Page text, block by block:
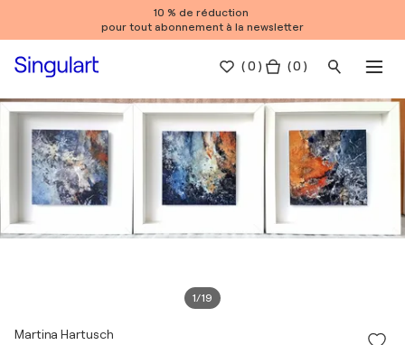
10 % de réduction
pour tout abonnement à la newsletter
(0 ) ( 0 )
1/19
Martina Hartusch